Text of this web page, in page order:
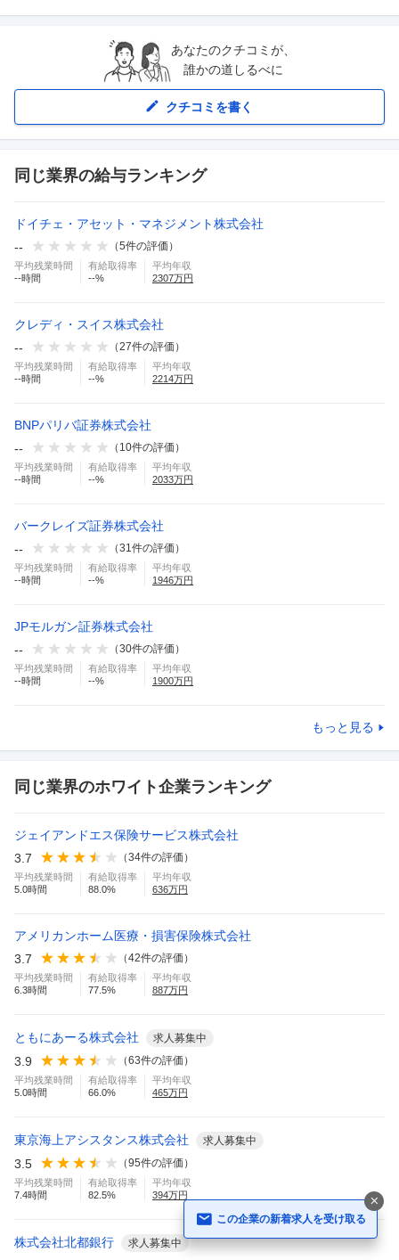
あなたのクチコミが、
誰かの道しるべに
クチコミを書く
同じ業界の給与ランキング
ドイチェ・アセット・マネジメント株式会社
--
（5件の評価）
平均残業時間
--時間
有給取得率
--%
平均年収
2307万円
クレディ・スイス株式会社
--
（27件の評価）
平均残業時間
--時間
有給取得率
--%
平均年収
2214万円
BNPパリバ証券株式会社
--
（ 10件の評価）
平均残業時間
--時間
有給取得率
--%
平均年収
2033万円
バークレイズ証券株式会社
--
（31件の評価）
平均残業時間
--時間
有給取得率
--%
平均年収
1946万円
JPモルガン証券株式会社
--
（30件の評価）
平均残業時間
--時間
有給取得率
--%
平均年収
1900万円
もっと見る
同じ業界のホワイト企業ランキング
ジェイアンドエス保険サービス株式会社
3.7
（34件の評価）
平均残業時間
5.0時間
有給取得率
88.0%
平均年収
636万円
アメリカンホーム医療・損害保険株式会社
3.7
（42件の評価）
平均残業時間
6.3時間
有給取得率
77.5%
平均年収
887万円
ともにあーる株式会社 求人募集中
3.9 （63件の評価）
平均残業時間
5.0時間
有給取得率
66.0%
平均年収
465万円
東京海上アシスタンス株式会社 求人募集中
3.5 （95件の評価）
平均残業時間
7.4時間
有給取得率
82.5%
平均年収
394万円
株式会社北都銀行 求人募集中
この企業の新着求人を受け取る